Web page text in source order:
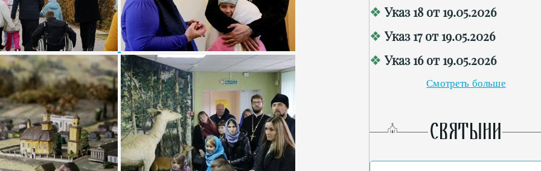
Указ 18 от 19.05.2026
Указ 17 от 19.05.2026
Указ 16 от 19.05.2026
Смотреть больше
СВЯТЫНИ